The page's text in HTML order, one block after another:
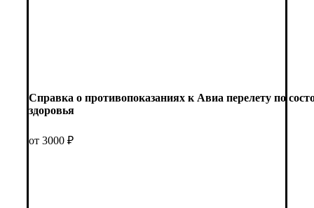
Справка о противопоказаниях к Авиа перелету по
здоровья
от 3000 ₽